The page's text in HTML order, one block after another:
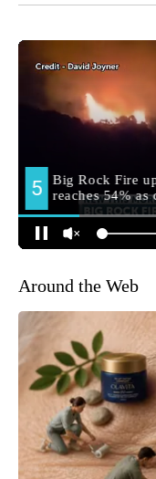
Around the Web